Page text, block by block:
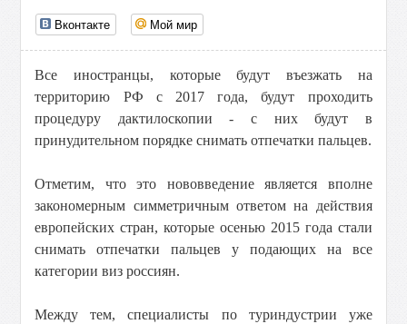
Вконтакте Мой мир
Все иностранцы, которые будут въезжать на
территорию РФ с 2017 года, будут проходить
процедуру дактилоскопии - с них будут в
принудительном порядке снимать отпечатки пальцев.
Отметим, что это нововведение является вполне
закономерным симметричным ответом на действия
европейских стран, которые осенью 2015 года стали
снимать отпечатки пальцев у подающих на все
категории виз россиян.
Между тем, специалисты по туриндустрии уже